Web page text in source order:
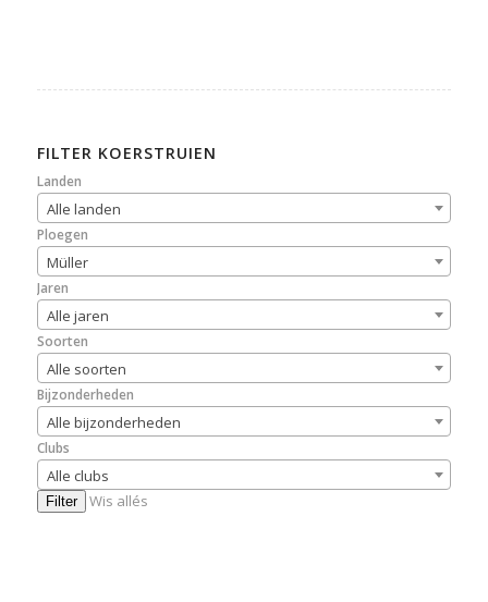
FILTER KOERSTRUIEN
Landen
Alle landen
Ploegen
Müller
Jaren
Alle jaren
Soorten
Alle soorten
Bijzonderheden
Alle bijzonderheden
Clubs
Alle clubs
Filter Wis allés